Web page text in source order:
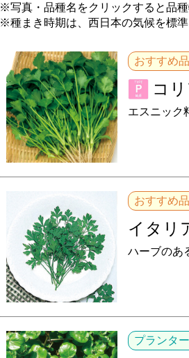
※写真・品種名をクリックすると品種
※種まき時期は、西日本の気候を標準
おすすめ品
コ
エスニック
おすすめ品
イタリ
ハーブのあ
プランタ